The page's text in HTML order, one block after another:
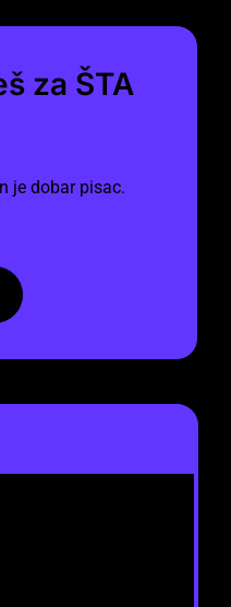
za ŠTA
je dobar pisac.